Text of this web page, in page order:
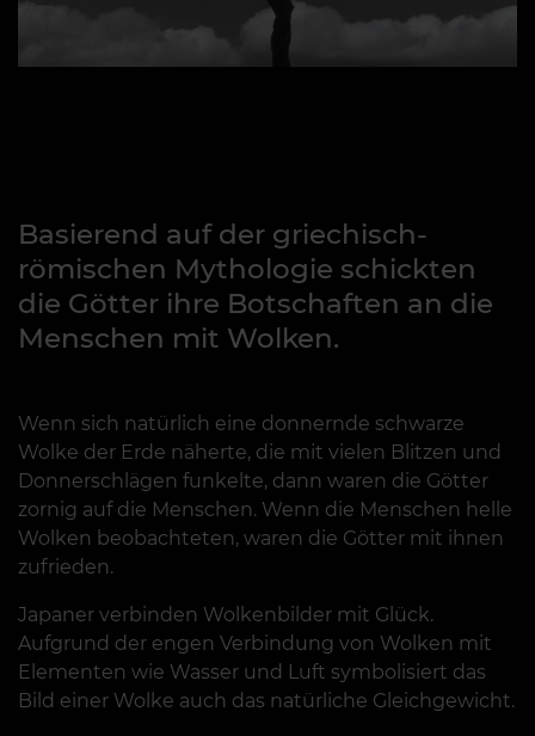
Basierend auf der griechisch-
römischen Mythologie schickten
die Götter ihre Botschaften an die
Menschen mit Wolken.
Wenn sich natürlich eine donnernde schwarze
Wolke der Erde näherte, die mit vielen Blitzen und
Donnerschlägen funkelte, dann waren die Götter
zornig auf die Menschen. Wenn die Menschen helle
Wolken beobachteten, waren die Götter mit ihnen
zufrieden.
Japaner verbinden Wolkenbilder mit Glück.
Aufgrund der engen Verbindung von Wolken mit
Elementen wie Wasser und Luft symbolisiert das
Bild einer Wolke auch das natürliche Gleichgewicht.